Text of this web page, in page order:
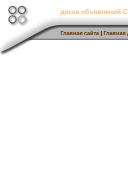
доска объявлений
Главная сайта | Главная